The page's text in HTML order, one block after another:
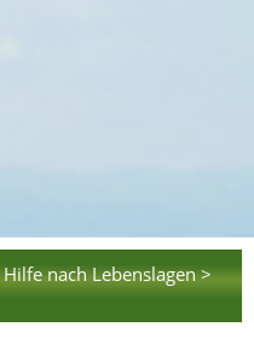
Hilfe nach Lebenslagen >